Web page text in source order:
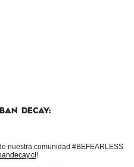
DECAY:
nuestra comunidad #BEFEARLESS
!